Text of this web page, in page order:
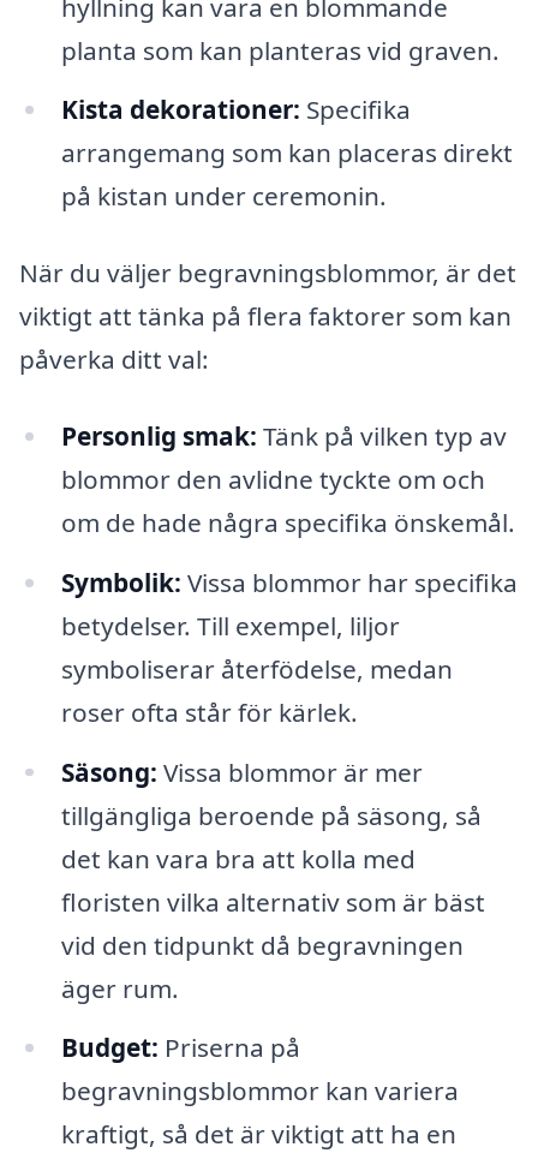
planta som kan planteras vid graven.
Kista dekorationer: Specifika
arrangemang som kan placeras direkt
på kistan under ceremonin.
När du väljer begravningsblommor, är det
viktigt att tänka på flera faktorer som kan
påverka ditt val:
Personlig smak: Tänk på vilken typ av
blommor den avlidne tyckte om och
om de hade några specifika önskemål.
Symbolik: Vissa blommor har specifika
betydelser. Till exempel, liljor
symboliserar återfödelse, medan
roser ofta står för kärlek.
Säsong: Vissa blommor är mer
tillgängliga beroende på säsong, så
det kan vara bra att kolla med
floristen vilka alternativ som är bäst
vid den tidpunkt då begravningen
äger rum.
Budget: Priserna på
begravningsblommor kan variera
kraftigt, så det är viktigt att ha en